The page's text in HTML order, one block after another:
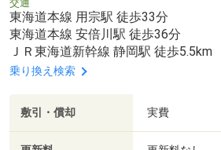
交通
東海道本線 用宗駅 徒歩33分
東海道本線 安倍川駅 徒歩36分
ＪＲ東海道新幹線 静岡駅 徒歩5.5km
乗り換え検索
敷引・償却 実費